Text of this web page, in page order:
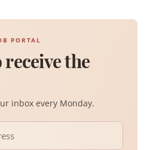
PORTAL
the
inbox every Monday.